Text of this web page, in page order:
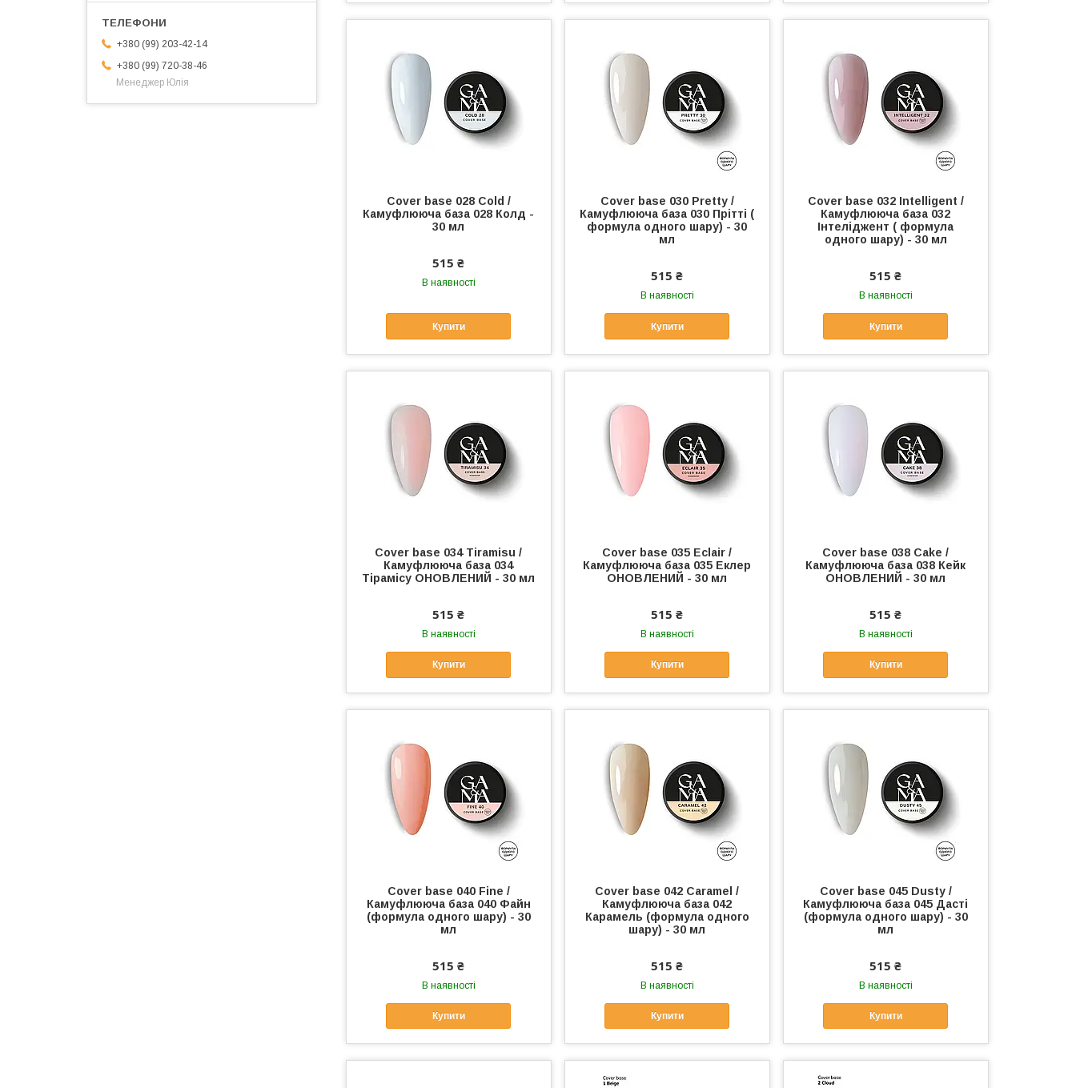
Cover base 028 Cold /
Камуфлююча база 028 Колд -
30 мл
515 ₴
В наявності
Купити
Cover base 030 Pretty /
Камуфлююча база 030 Прітті (
формула одного шару) - 30
мл
515 ₴
В наявності
Купити
Cover base 032 Intelligent /
Камуфлююча база 032
Інтеліджент ( формула
одного шару) - 30 мл
515 ₴
В наявності
Купити
Cover base 034 Tiramisu /
Камуфлююча база 034
Тірамісу ОНОВЛЕНИЙ - 30 мл
515 ₴
В наявності
Купити
Cover base 035 Eclair /
Камуфлююча база 035 Еклер
ОНОВЛЕНИЙ - 30 мл
515 ₴
В наявності
Купити
Cover base 038 Cake /
Камуфлююча база 038 Кейк
ОНОВЛЕНИЙ - 30 мл
515 ₴
В наявності
Купити
Cover base 040 Fine /
Камуфлююча база 040 Файн
(формула одного шару) - 30
мл
515 ₴
В наявності
Купити
Cover base 042 Caramel /
Камуфлююча база 042
Карамель (формула одного
шару) - 30 мл
515 ₴
В наявності
Купити
Cover base 045 Dusty /
Камуфлююча база 045 Дасті
(формула одного шару) - 30
мл
515 ₴
В наявності
Купити
+380 (99) 203-42-14
+380 (99) 720-38-46
Менеджер Юлія